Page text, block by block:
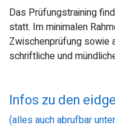
Das Prüfungstraining
statt. Im minimalen
Zwischenprüfung sowie
schriftliche und
Infos zu den
(alles auch abrufbar